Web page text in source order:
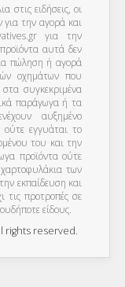
στις ειδήσεις, οι
για την αγορά και
για την
αυτά δεν
πώληση ή αγορά
οχημάτων που
συγκεκριμένα
παράγωγα ή τα
αυξημένο
ούτε εγγυάται το
του και την
προϊόντα ούτε
των
εκπαίδευση και
τις προτροπές σε
είδους.
rights reserved.